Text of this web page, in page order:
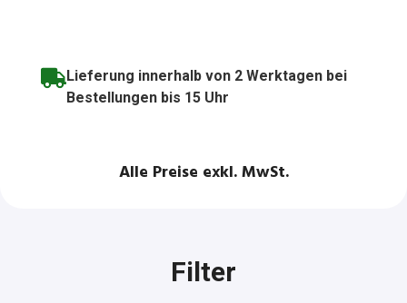
Lieferung innerhalb von 2 Werktagen bei
Bestellungen bis 15 Uhr
Alle Preise exkl. MwSt.
Filter